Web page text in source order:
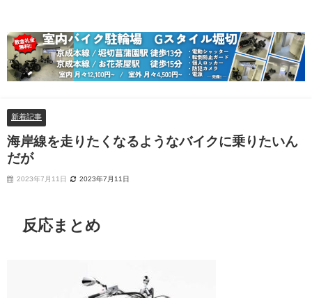
新着記事
海岸線を走りたくなるようなバイクに乗りたいん
だが
2023年7月11日 2023年7月11日
反応まとめ